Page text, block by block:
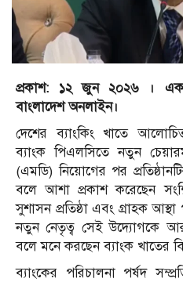
প্রকাশ: ১২ জুন ২০২৬ ।
বাংলাদেশ অনলাইন।
দেশের ব্যাংকিং খাতে
ব্যাংক পিএলসিতে নতুন
(এমডি) নিয়োগের পর
বলে আশা প্রকাশ করেছেন
সুশাসন প্রতিষ্ঠা এবং গ্রাহক
নতুন নেতৃত্ব সেই উদ্যোগকে
বলে মনে করছেন ব্যাংক খাতের
ব্যাংকের পরিচালনা পর্ষদ